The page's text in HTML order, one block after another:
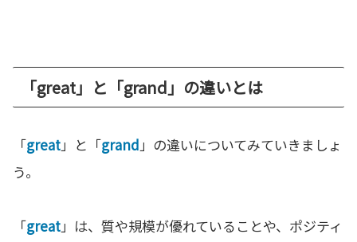
「great」と「grand」の違いとは
「great」と「grand」の違いについてみていきましょ
う。
「great」は、質や規模が優れていることや、ポジティ